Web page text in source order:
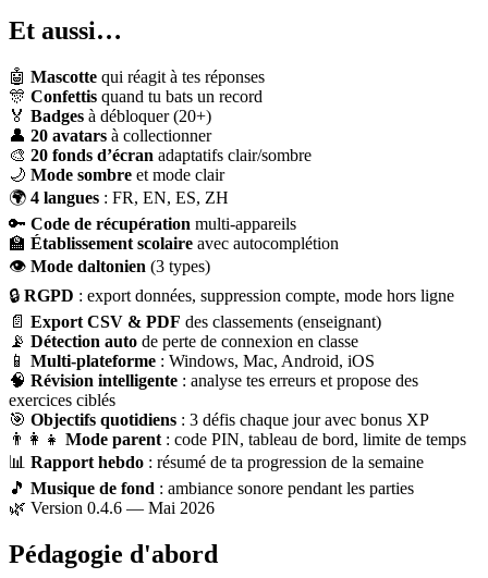
Et aussi…
🤖 Mascotte qui réagit à tes réponses
🎊 Confettis quand tu bats un record
🏅 Badges à débloquer (20+)
👤 20 avatars à collectionner
🎨 20 fonds d’écran adaptatifs clair/sombre
🌙 Mode sombre et mode clair
🌍 4 langues : FR, EN, ES, ZH
🔑 Code de récupération multi-appareils
🏫 Établissement scolaire avec autocomplétion
👁 Mode daltonien (3 types)
🔒 RGPD : export données, suppression compte, mode hors ligne
📄 Export CSV & PDF des classements (enseignant)
📡 Détection auto de perte de connexion en classe
📱 Multi-plateforme : Windows, Mac, Android, iOS
🧠 Révision intelligente : analyse tes erreurs et propose des
exercices ciblés
🎯 Objectifs quotidiens : 3 défis chaque jour avec bonus XP
👨‍👩‍👧 Mode parent : code PIN, tableau de bord, limite de temps
📊 Rapport hebdo : résumé de ta progression de la semaine
🎵 Musique de fond : ambiance sonore pendant les parties
🌿 Version 0.4.6 — Mai 2026
Pédagogie d'abord